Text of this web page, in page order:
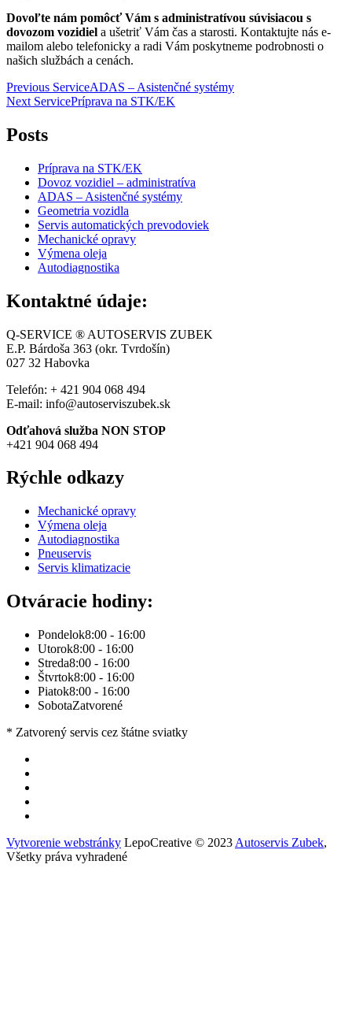
Dovoľte nám pomôcť Vám s administratívou súvisiacou s
dovozom vozidiel a ušetriť Vám čas a starosti. Kontaktujte nás e-
mailom alebo telefonicky a radi Vám poskytneme podrobnosti o
našich službách a cenách.
Navigácia
v
článku
Previous ServiceADAS – Asistenčné systémy
Next ServicePríprava na STK/EK
Posts
Príprava na STK/EK
Dovoz vozidiel – administratíva
ADAS – Asistenčné systémy
Geometria vozidla
Servis automatických prevodoviek
Mechanické opravy
Výmena oleja
Autodiagnostika
Kontaktné údaje:
Q-SERVICE ® AUTOSERVIS ZUBEK
E.P. Bárdoša 363 (okr. Tvrdošín)
027 32 Habovka
Telefón: + 421 904 068 494
E-mail: info@autoserviszubek.sk
Odťahová služba NON STOP
+421 904 068 494
Rýchle odkazy
Mechanické opravy
Výmena oleja
Autodiagnostika
Pneuservis
Servis klimatizacie
Otváracie hodiny:
Pondelok8:00 - 16:00
Utorok8:00 - 16:00
Streda8:00 - 16:00
Štvrtok8:00 - 16:00
Piatok8:00 - 16:00
SobotaZatvorené
* Zatvorený servis cez štátne sviatky
Vytvorenie webstránky LepoCreative © 2023 Autoservis Zubek,
Všetky práva vyhradené